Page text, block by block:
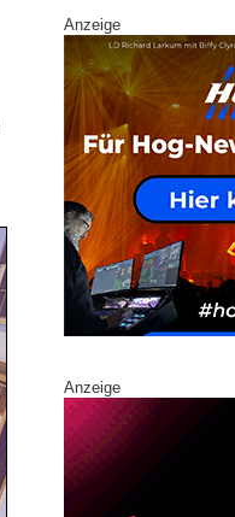
Anzeige
Anzeige